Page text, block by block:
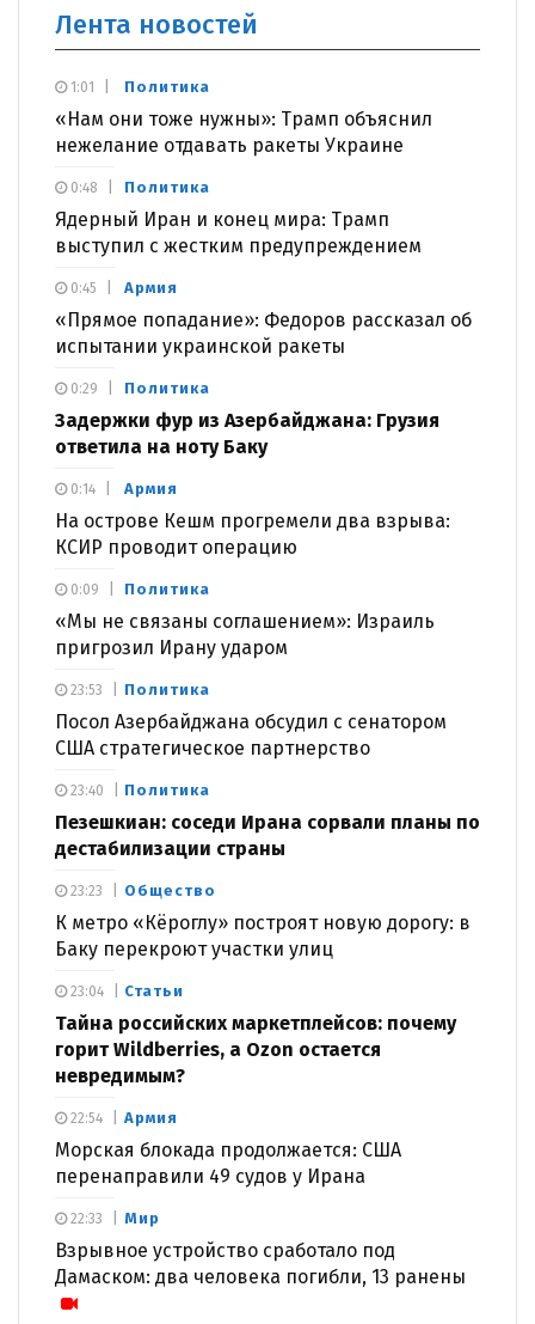
Лента новостей
Политика
«Нам они тоже нужны»: Трамп объяснил
нежелание отдавать ракеты Украине
1:01
Политика
Ядерный Иран и конец мира: Трамп
выступил с жестким предупреждением
0:48
Армия
«Прямое попадание»: Федоров рассказал об
испытании украинской ракеты
0:45
Политика
Задержки фур из Азербайджана: Грузия
ответила на ноту Баку
0:29
Армия
На острове Кешм прогремели два взрыва:
КСИР проводит операцию
0:14
Политика
«Мы не связаны соглашением»: Израиль
пригрозил Ирану ударом
0:09
Политика
Посол Азербайджана обсудил с сенатором
США стратегическое партнерство
23:53
Политика
Пезешкиан: соседи Ирана сорвали планы по
дестабилизации страны
23:40
Общество
К метро «Кёроглу» построят новую дорогу: в
Баку перекроют участки улиц
23:23
Статьи
Тайна российских маркетплейсов: почему
горит Wildberries, а Ozon остается
невредимым?
23:04
Армия
Морская блокада продолжается: США
перенаправили 49 судов у Ирана
22:54
Мир
Взрывное устройство сработало под
Дамаском: два человека погибли, 13 ранены
22:33